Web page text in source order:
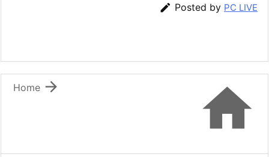
 Posted by PC LIVE


Home